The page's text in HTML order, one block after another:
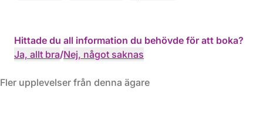
Hittade du all information du behövde för att boka?
Ja, allt bra/Nej, något saknas
Fler upplevelser från denna ägare